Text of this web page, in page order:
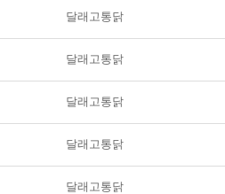
달래고통닭
달래고통닭
달래고통닭
달래고통닭
달래고통닭